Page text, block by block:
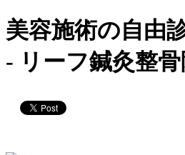
美容施術の自由
- リーフ鍼灸整